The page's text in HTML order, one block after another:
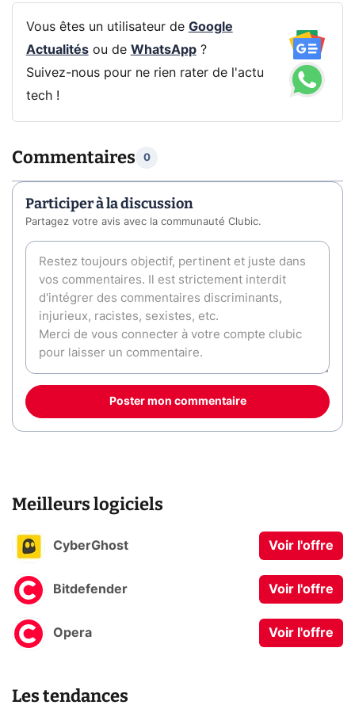
Vous êtes un utilisateur de Google
Actualitésou de WhatsApp?
Suivez-nous pour ne rien rater de l'actu
tech !
Commentaires 0
Participer à la discussion
Partagez votre avis avec la communauté Clubic.
Poster mon commentaire
Meilleurs logiciels
CyberGhost Voir l'offre
Bitdefender Voir l'offre
Opera Voir l'offre
Les tendances